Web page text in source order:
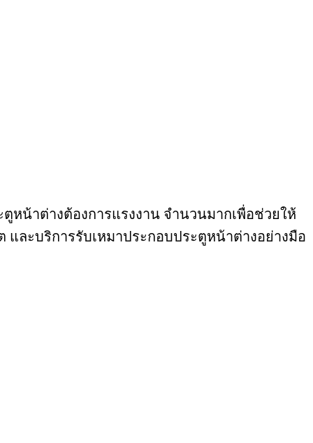
หน้าต่างต้องการแรงงาน จำนวนมากเพื่อช่วยให้
ละบริการรับเหมาประกอบประตูหน้าต่างอย่างมือ